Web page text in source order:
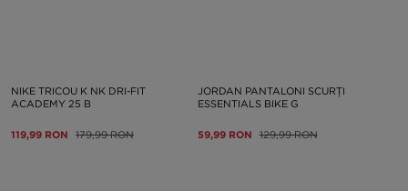
NIKE TRICOU K NK DRI-FIT
ACADEMY 25 B
119,99 RON 179,99 RON
JORDAN PANTALONI SCURȚI
ESSENTIALS BIKE G
59,99 RON 129,99 RON